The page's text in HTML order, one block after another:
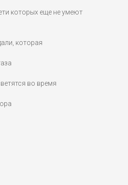
которых еще не умеют
которая
во время